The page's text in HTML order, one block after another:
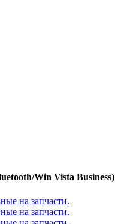
Win Vista Business)